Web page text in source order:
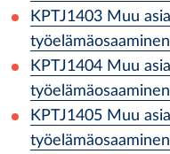
KPTJ1403 Muu
työelämäosaaminen
KPTJ1404 Muu
KPTJ1405 Muu